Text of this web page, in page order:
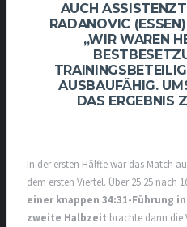
AUCH
RADANOVIC
„WIR WAREN
AUSBAUFÄHIG.
DAS ERGEBNIS
In der ersten Hälfte war das Match
dem ersten Viertel. Über 25:25 nach
einer knappen 34:31-Führung
zweite Halbzeit brachte dann die